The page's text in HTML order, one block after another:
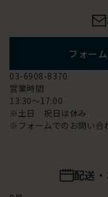
フォー
03-6908-8370
営業時間
13:30～17:00
※土日 祝日は休み
※フォームでのお問い合
配送